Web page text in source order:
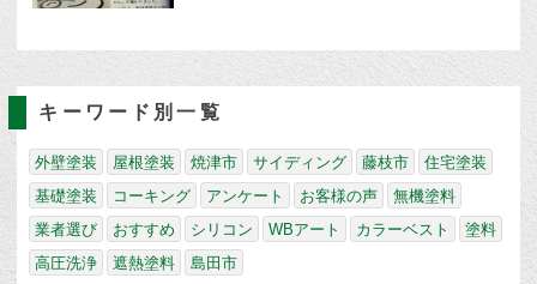
キーワード別一覧
外壁塗装 屋根塗装 焼津市 サイディング 藤枝市
住宅塗装
基礎塗装
コーキング アンケート お客様の声
無機塗料
業者選び
おすすめ シリコン WBアート カラーベスト
塗料
高圧洗浄
遮熱塗料 島田市